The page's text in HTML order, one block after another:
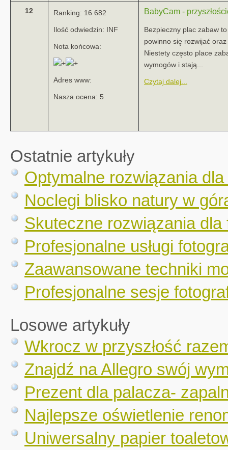
12 Ranking: 16 682
Ilość odwiedzin: INF
Nota końcowa:
Adres www:
Nasza ocena: 5
BabyCam -
Bezpieczny plac zabaw
powinno się rozwijać
Niestety często place
wymogów i stają...
Czytaj dalej...
Ostatnie artykuły
Optymalne rozwiązania dla
Noclegi blisko natury w
Skuteczne rozwiązania
Profesjonalne usługi
Zaawansowane techniki
Profesjonalne sesje
Losowe artykuły
Wkrocz w przyszłość
Znajdź na Allegro swój
Prezent dla palacza-
Najlepsze oświetlenie
Uniwersalny papier